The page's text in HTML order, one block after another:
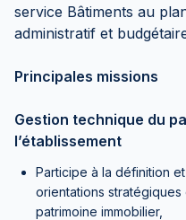
service Bâtiments au
administratif et
Principales missions
Gestion technique du
l’établissement
Participe à la définition
orientations stratégiques
patrimoine immobilier,